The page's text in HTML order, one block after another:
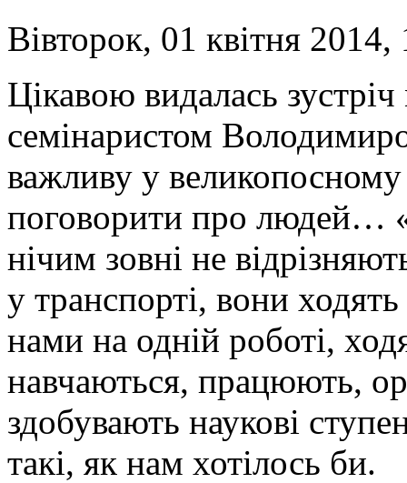
Вівторок, 01 квітня 2014,
Цікавою видалась
семінаристом
важливу у великопосному
поговорити про людей…
нічим зовні не
у транспорті, вони
нами на одній роботі,
навчаються, працюють,
здобувають наукові
такі, як нам хотілось би.